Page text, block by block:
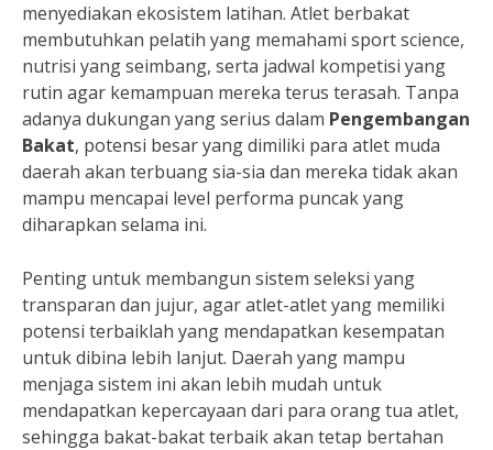
menyediakan ekosistem latihan. Atlet berbakat
membutuhkan pelatih yang memahami sport science,
nutrisi yang seimbang, serta jadwal kompetisi yang
rutin agar kemampuan mereka terus terasah. Tanpa
adanya dukungan yang serius dalam Pengembangan
Bakat, potensi besar yang dimiliki para atlet muda
daerah akan terbuang sia-sia dan mereka tidak akan
mampu mencapai level performa puncak yang
diharapkan selama ini.
Penting untuk membangun sistem seleksi yang
transparan dan jujur, agar atlet-atlet yang memiliki
potensi terbaiklah yang mendapatkan kesempatan
untuk dibina lebih lanjut. Daerah yang mampu
menjaga sistem ini akan lebih mudah untuk
mendapatkan kepercayaan dari para orang tua atlet,
sehingga bakat-bakat terbaik akan tetap bertahan